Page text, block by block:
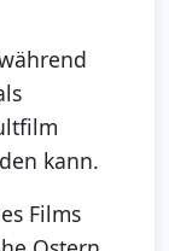
kann.
Films